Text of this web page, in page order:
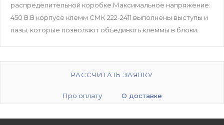
распределительной коробке.Максимальное напряжение:
450 В.В корпусе клемм СМК 222-2411 выполнены выступы и
пазы, которые позволяют объединять клеммы в блоки.
РАССЧИТАТЬ ЗАЯВКУ
Про оплату О доставке